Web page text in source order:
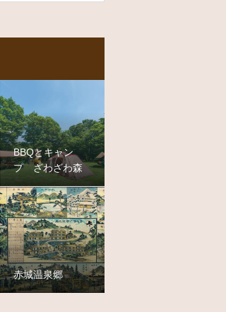
BBQとキャン
プ ざわざわ森
赤城温泉郷